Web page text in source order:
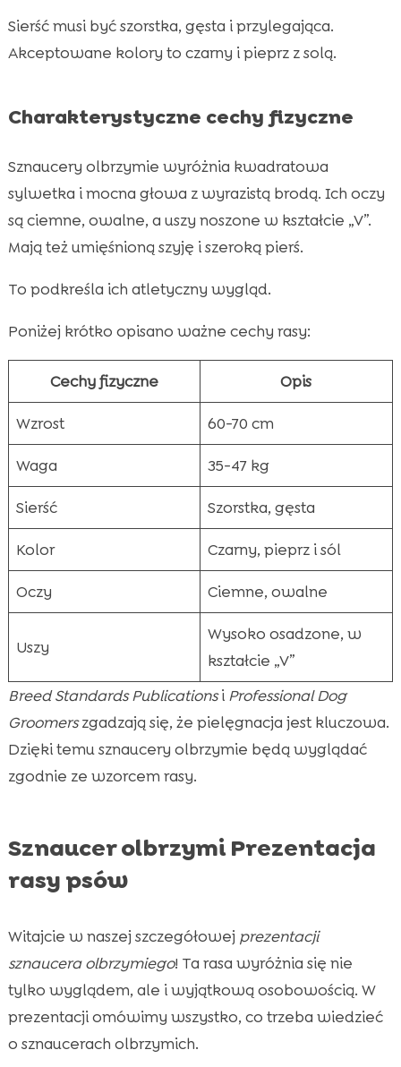
Sierść musi być szorstka, gęsta i przylegająca.
Akceptowane kolory to czarny i pieprz z solą.
Charakterystyczne cechy fizyczne
Sznaucery olbrzymie wyróżnia kwadratowa
sylwetka i mocna głowa z wyrazistą brodą. Ich oczy
są ciemne, owalne, a uszy noszone w kształcie „V”.
Mają też umięśnioną szyję i szeroką pierś.
To podkreśla ich atletyczny wygląd.
Poniżej krótko opisano ważne cechy rasy:
Cechy fizyczne Opis
Wzrost 60-70 cm
Waga 35-47 kg
Sierść Szorstka, gęsta
Kolor Czarny, pieprz i sól
Oczy Ciemne, owalne
Uszy
Wysoko osadzone, w
kształcie „V”
Breed Standards Publicationsi Professional Dog
Groomerszgadzają się, że pielęgnacja jest kluczowa.
Dzięki temu sznaucery olbrzymie będą wyglądać
zgodnie ze wzorcem rasy.
Sznaucer olbrzymi Prezentacja
rasy psów
Witajcie w naszej szczegółowej prezentacji
sznaucera olbrzymiego! Ta rasa wyróżnia się nie
tylko wyglądem, ale i wyjątkową osobowością. W
prezentacji omówimy wszystko, co trzeba wiedzieć
o sznaucerach olbrzymich.